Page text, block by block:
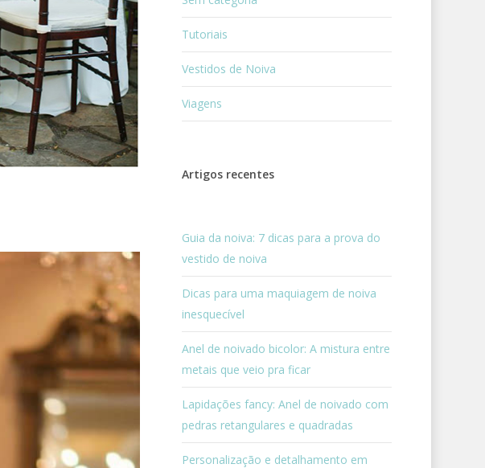
Tutoriais
Vestidos de Noiva
Viagens
Artigos recentes
Guia da noiva: 7 dicas para a prova do
vestido de noiva
Dicas para uma maquiagem de noiva
inesquecível
Anel de noivado bicolor: A mistura entre
metais que veio pra ficar
Lapidações fancy: Anel de noivado com
pedras retangulares e quadradas
Personalização e detalhamento em